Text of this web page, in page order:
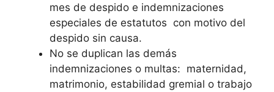
mes de despido e indemnizaciones
especiales de estatutos con motivo del
despido sin causa.
No se duplican las demás
indemnizaciones o multas: maternidad,
matrimonio, estabilidad gremial o trabajo